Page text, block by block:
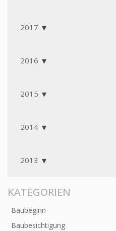
2017
2016
2015
2014
2013
KATEGORIEN
Baubeginn
Baubesichtigung